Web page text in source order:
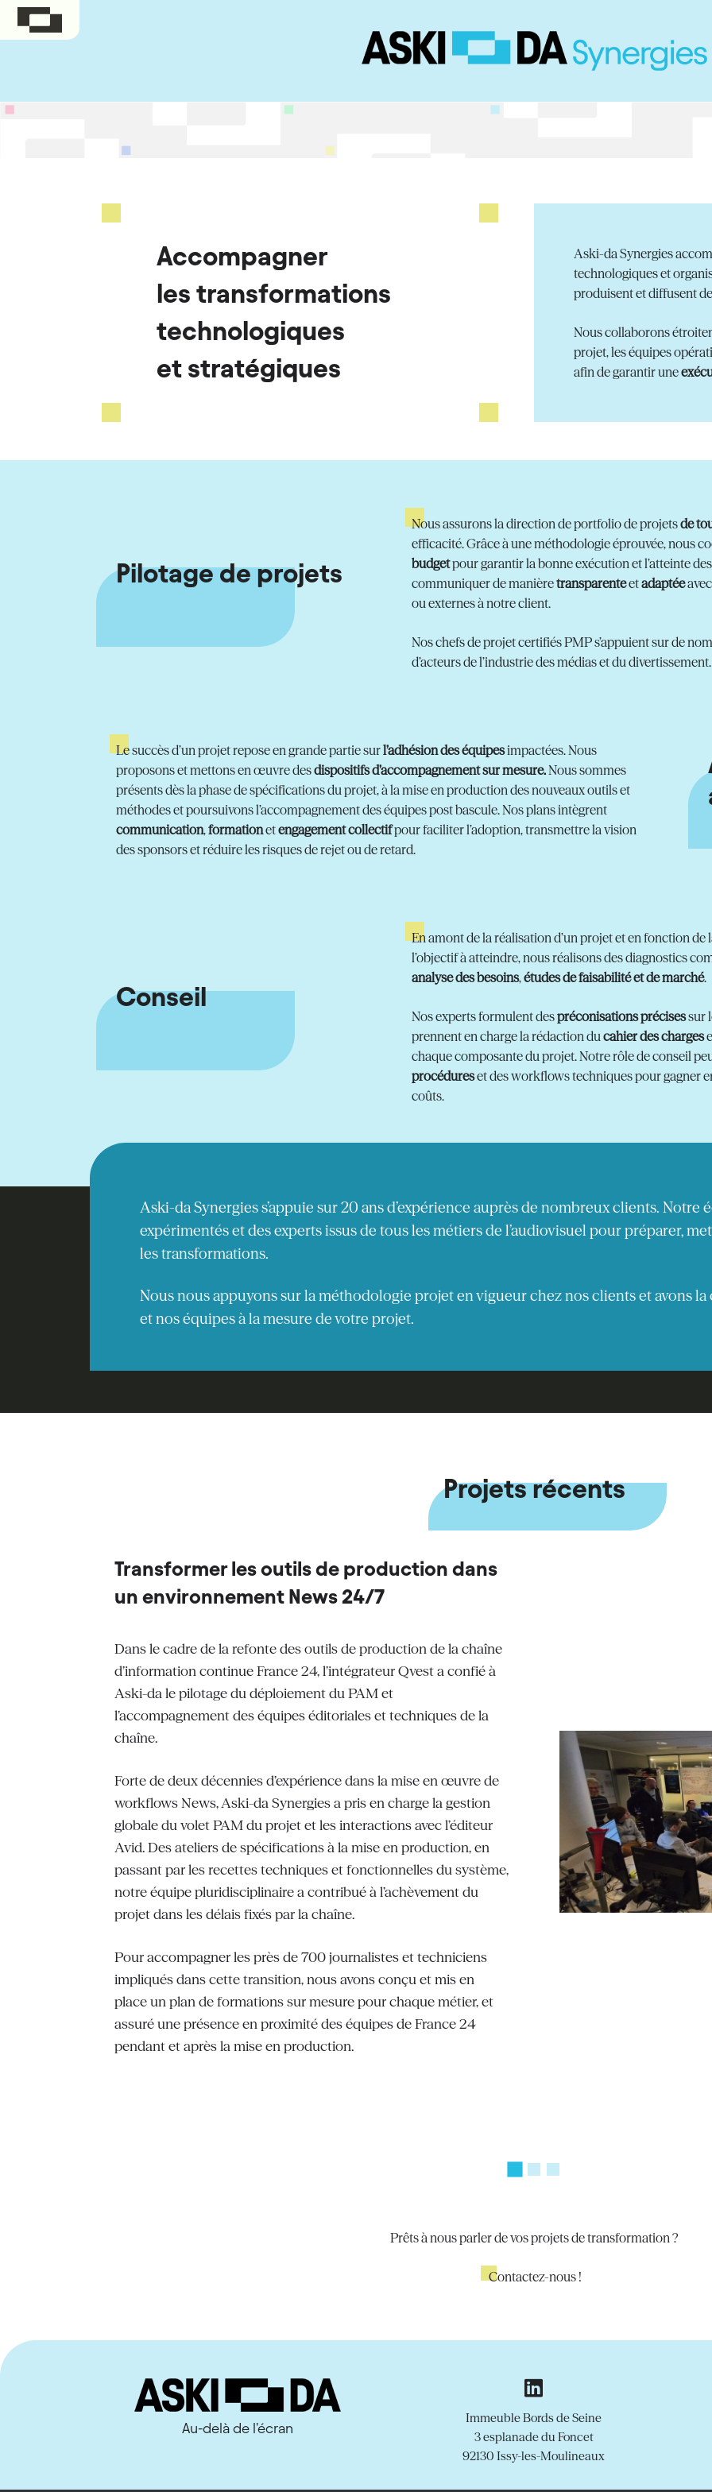
Accompagner
les transformations
technologiques
et stratégiques
Aski-da Synergies
technologiques et
produisent et diffusent
Nous collaborons
projet, les équipes
afin de garantir une
Pilotage de projets
Nous assurons la direction de portfolio de projetsde
efficacité. Grâce à une méthodologie éprouvée, nous
budgetpour garantir la bonne exécution et l’atteinte
communiquer de manièretransparenteetadaptée
ou externes à notre client.
Nos chefs de projet certifiés PMP s’appuient sur de
d’acteurs de l’industrie des médias et du divertissement.
Le succès d’un projet repose en grande partie surl’adhésion des équipesimpactées. Nous
proposons et mettons en œuvre desdispositifs d’accompagnement sur mesure.Nous sommes
présents dès la phase de spécifications du projet, à la mise en production des nouveaux outils et
méthodes et poursuivons l’accompagnement des équipes post bascule. Nos plans intègrent
communication,formationetengagement collectifpour faciliter l’adoption, transmettre la vision
des sponsors et réduire les risques de rejet ou de retard.
Conseil
En amont de la réalisation d’un projet et en fonction
l’objectif à atteindre, nous réalisons des diagnostics
analyse des besoins,études de faisabilité et de marché.
Nos experts formulent despréconisations précisessur
prennent en charge la rédaction ducahier des charges
chaque composante du projet. Notre rôle de conseil
procédureset des workflows techniques pour gagner
coûts.
Aski-da Synergies s’appuie sur 20 ans d’expérience auprès de nombreux clients.
expérimentés et des experts issus de tous les métiers de l’audiovisuel pour préparer,
les transformations.
Nous nous appuyons sur la méthodologie projet en vigueur chez nos clients et avons la
et nos équipes à la mesure de votre projet.
Projets récents
Transformer les outils de production dans
un environnement News 24/7
Dans le cadre de la refonte des outils de production de la chaîne
d’information continue France 24, l’intégrateur Qvest a confié à
Aski-da le pilotage du déploiement du PAM et
l’accompagnement des équipes éditoriales et techniques de la
chaîne.
Forte de deux décennies d’expérience dans la mise en œuvre de
workflows News, Aski-da Synergies a pris en charge la gestion
globale du volet PAM du projet et les interactions avec l’éditeur
Avid. Des ateliers de spécifications à la mise en production, en
passant par les recettes techniques et fonctionnelles du système,
notre équipe pluridisciplinaire a contribué à l’achèvement du
projet dans les délais fixés par la chaîne.
Pour accompagner les près de 700 journalistes et techniciens
impliqués dans cette transition, nous avons conçu et mis en
place un plan de formations sur mesure pour chaque métier, et
assuré une présence en proximité des équipes de France 24
pendant et après la mise en production.
Prêts à nous parler de vos projets de transformation ?
Contactez-nous !
Au-delà de l'écran
Immeuble Bords de Seine
3 esplanade du Foncet
92130 Issy-les-Moulineaux